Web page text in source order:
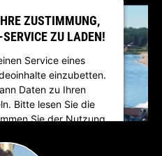
ZUSTIMMUNG,
ZU LADEN!
Service eines
einzubetten.
Daten zu Ihren
Bitte lesen Sie die
Sie der Nutzung